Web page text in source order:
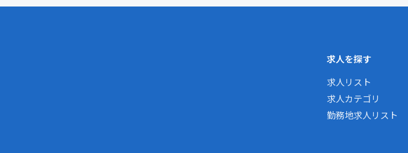
求人を探す
求人リスト
求人カテゴリ
勤務地求人リスト